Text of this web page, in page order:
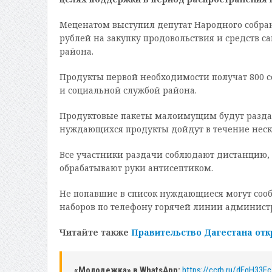
Меценатом выступил депутат Народного
рублей на закупку продовольствия и средств
района.
Продукты первой необходимости получат
и социальной службой района.
Продуктовые пакеты малоимущим будут
нуждающихся продукты дойдут в течение
Все участники раздачи соблюдают
обрабатывают руки антисептиком.
Не попавшие в список нуждающиеся могут
наборов по телефону горячей линии
Читайте также Правительство Дагестана